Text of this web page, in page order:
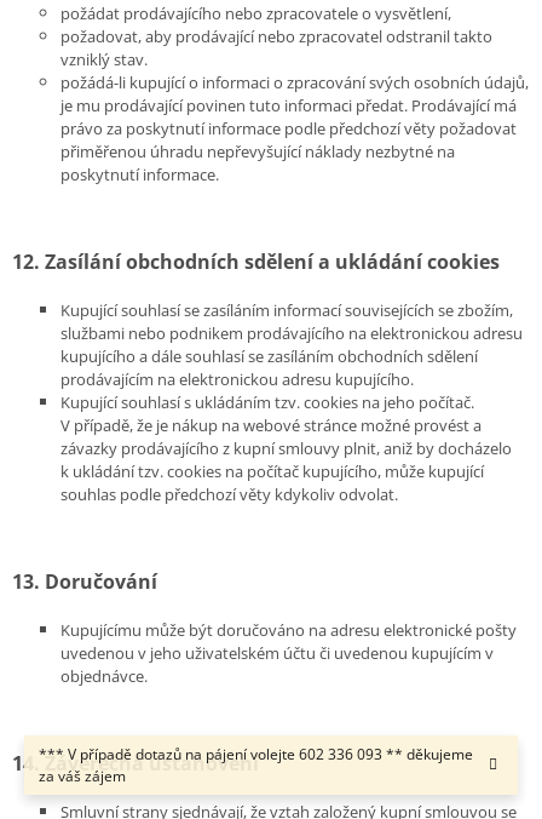
*** V případě dotazů na pájení volejte 602 336 093 ** děkujeme
za váš zájem
požádat prodávajícího nebo zpracovatele o vysvětlení,
požadovat, aby prodávající nebo zpracovatel odstranil takto
vzniklý stav.
požádá-li kupující o informaci o zpracování svých osobních údajů,
je mu prodávající povinen tuto informaci předat. Prodávající má
právo za poskytnutí informace podle předchozí věty požadovat
přiměřenou úhradu nepřevyšující náklady nezbytné na
poskytnutí informace.
12. Zasílání obchodních sdělení a ukládání cookies
Kupující souhlasí se zasíláním informací souvisejících se zbožím,
službami nebo podnikem prodávajícího na elektronickou adresu
kupujícího a dále souhlasí se zasíláním obchodních sdělení
prodávajícím na elektronickou adresu kupujícího.
Kupující souhlasí s ukládáním tzv. cookies na jeho počítač.
V případě, že je nákup na webové stránce možné provést a
závazky prodávajícího z kupní smlouvy plnit, aniž by docházelo
k ukládání tzv. cookies na počítač kupujícího, může kupující
souhlas podle předchozí věty kdykoliv odvolat.
13. Doručování
Kupujícímu může být doručováno na adresu elektronické pošty
uvedenou v jeho uživatelském účtu či uvedenou kupujícím v
objednávce.
14. Závěrečná ustanovení
Smluvní strany sjednávají, že vztah založený kupní smlouvou se